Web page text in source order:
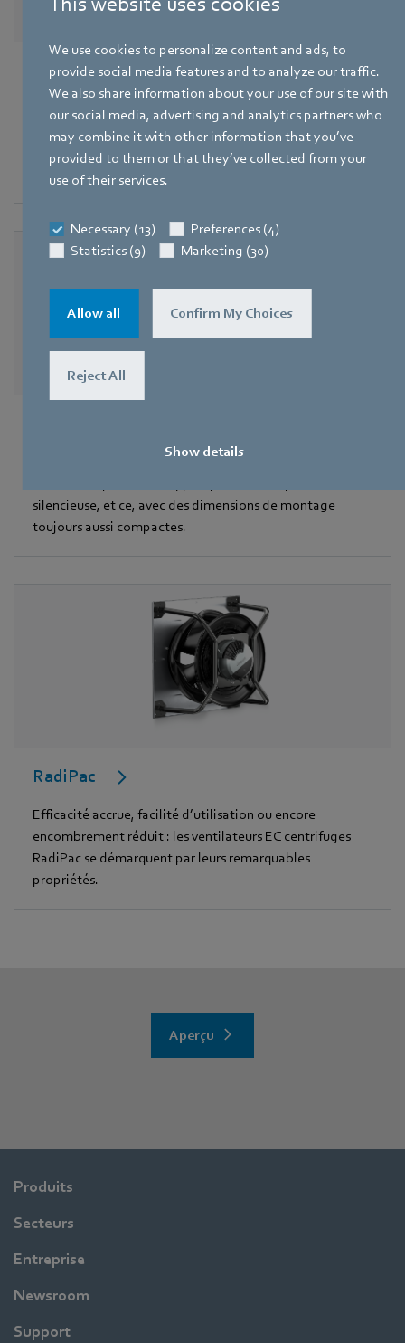
We use cookies to personalize content and ads, to
provide social media features and to analyze our traffic.
We also share information about your use of our site with
our social media, advertising and analytics partners who
may combine it with other information that you’ve
provided to them or that they’ve collected from your
use of their services.
Necessary (13)
Preferences (4)
Statistics (9)
Marketing (30)
Allow all Confirm My Choices
Reject All
Show details
HyBlade
Avec Hyblade®, une structure hybride innovante et
unique à ce jour pour les pales de ventilateur, ebm-papst
définit une nouvelle norme en matière de grands
ventilateurs axiaux.
La nouvelle génération de ventilateurs EC centrifuges
silencieuse, et ce, avec des dimensions de montage
toujours aussi compactes.
RadiPac
Efficacité accrue, facilité d’utilisation ou encore
encombrement réduit : les ventilateurs EC centrifuges
RadiPac se démarquent par leurs remarquables
propriétés.
Aperçu
Produits
Secteurs
Entreprise
Newsroom
Support